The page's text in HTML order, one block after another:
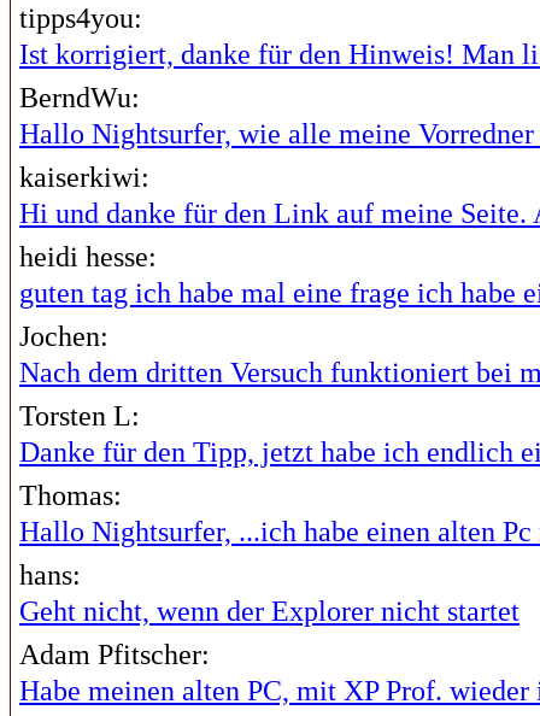
tipps4you:
Ist korrigiert, danke für den Hinweis! Man
BerndWu:
Hallo Nightsurfer, wie alle meine
kaiserkiwi:
Hi und danke für den Link auf meine
heidi hesse:
guten tag ich habe mal eine frage ich habe
Jochen:
Nach dem dritten Versuch funktioniert bei
Torsten L:
Danke für den Tipp, jetzt habe ich endlich
Thomas:
Hallo Nightsurfer, ...ich habe einen alten Pc
hans:
Geht nicht, wenn der Explorer nicht startet
Adam Pfitscher:
Habe meinen alten PC, mit XP Prof. wieder